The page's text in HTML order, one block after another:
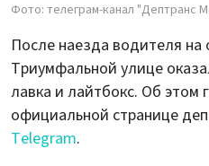
Фото: телеграм-канал "Дептранс
После наезда водителя на
Триумфальной улице
лавка и лайтбокс. Об этом
официальной странице
Telegram.